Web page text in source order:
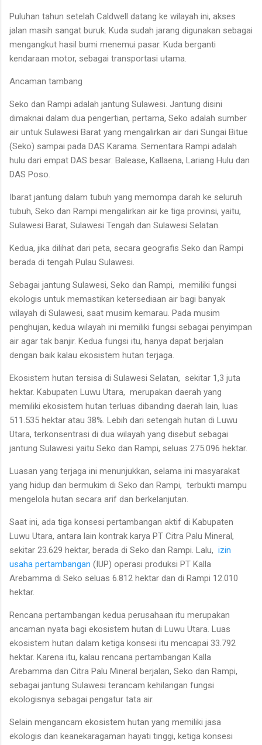
Puluhan tahun setelah Caldwell datang ke wilayah ini, akses
jalan masih sangat buruk. Kuda sudah jarang digunakan sebagai
mengangkut hasil bumi menemui pasar. Kuda berganti
kendaraan motor, sebagai transportasi utama.
Ancaman tambang
Seko dan Rampi adalah jantung Sulawesi. Jantung disini
dimaknai dalam dua pengertian, pertama, Seko adalah sumber
air untuk Sulawesi Barat yang mengalirkan air dari Sungai Bitue
(Seko) sampai pada DAS Karama. Sementara Rampi adalah
hulu dari empat DAS besar: Balease, Kallaena, Lariang Hulu dan
DAS Poso.
Ibarat jantung dalam tubuh yang memompa darah ke seluruh
tubuh, Seko dan Rampi mengalirkan air ke tiga provinsi, yaitu,
Sulawesi Barat, Sulawesi Tengah dan Sulawesi Selatan.
Kedua, jika dilihat dari peta, secara geografis Seko dan Rampi
berada di tengah Pulau Sulawesi.
Sebagai jantung Sulawesi, Seko dan Rampi, memiliki fungsi
ekologis untuk memastikan ketersediaan air bagi banyak
wilayah di Sulawesi, saat musim kemarau. Pada musim
penghujan, kedua wilayah ini memiliki fungsi sebagai penyimpan
air agar tak banjir. Kedua fungsi itu, hanya dapat berjalan
dengan baik kalau ekosistem hutan terjaga.
Ekosistem hutan tersisa di Sulawesi Selatan, sekitar 1,3 juta
hektar. Kabupaten Luwu Utara, merupakan daerah yang
memiliki ekosistem hutan terluas dibanding daerah lain, luas
511.535 hektar atau 38%. Lebih dari setengah hutan di Luwu
Utara, terkonsentrasi di dua wilayah yang disebut sebagai
jantung Sulawesi yaitu Seko dan Rampi, seluas 275.096 hektar.
Luasan yang terjaga ini menunjukkan, selama ini masyarakat
yang hidup dan bermukim di Seko dan Rampi, terbukti mampu
mengelola hutan secara arif dan berkelanjutan.
Saat ini, ada tiga konsesi pertambangan aktif di Kabupaten
Luwu Utara, antara lain kontrak karya PT Citra Palu Mineral,
sekitar 23.629 hektar, berada di Seko dan Rampi. Lalu, izin
usaha pertambangan (IUP) operasi produksi PT Kalla
Arebamma di Seko seluas 6.812 hektar dan di Rampi 12.010
hektar.
Rencana pertambangan kedua perusahaan itu merupakan
ancaman nyata bagi ekosistem hutan di Luwu Utara. Luas
ekosistem hutan dalam ketiga konsesi itu mencapai 33.792
hektar. Karena itu, kalau rencana pertambangan Kalla
Arebamma dan Citra Palu Mineral berjalan, Seko dan Rampi,
sebagai jantung Sulawesi terancam kehilangan fungsi
ekologisnya sebagai pengatur tata air.
Selain mengancam ekosistem hutan yang memiliki jasa
ekologis dan keanekaragaman hayati tinggi, ketiga konsesi